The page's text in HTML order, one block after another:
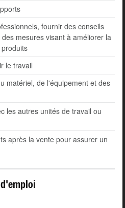
fournir des conseils
mesures visant à améliorer la
le travail
matériel, de l'équipement et des
les autres unités de travail ou
après la vente pour assurer un